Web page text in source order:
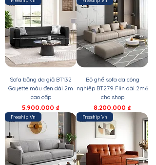
Sofa băng da giả BT132
Goyette màu đen dài 2m
cao cấp
Giá
5.900.000 ₫
Bộ ghế sofa da công
nghiệp BT279 Flin dài 2m6
cho shop
Giá
8.200.000 ₫
Freeship Vn Freeship Vn